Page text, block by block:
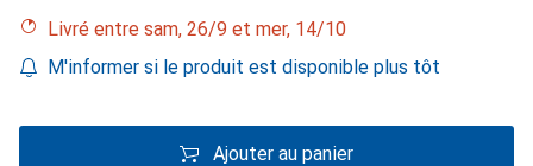
Livré entre sam, 26/9 et mer, 14/10
M'informer si le produit est disponible plus tôt
Ajouter au panier